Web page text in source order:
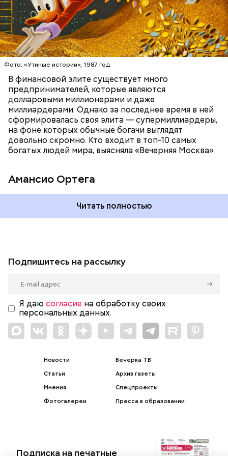
Фото: «Утиные истории», 1987 год
В финансовой элите существует много
предпринимателей, которые являются
долларовыми миллионерами и даже
миллиардерами. Однако за последнее время в ней
сформировалась своя элита — супермиллиардеры,
на фоне которых обычные богачи выглядят
довольно скромно. Кто входит в топ-10 самых
богатых людей мира, выясняла «Вечерняя Москва».
Амансио Ортега
Фото: Shutterstock
Читать полностью
БОГАТСТВО
БИЗНЕС
ПРЕДПРИНИМАТЕЛИ
МИЛЛИАРДЕРЫ
ДЕНЬГИ
Подпишитесь на рассылку
Я даю согласие на обработку своих
персональных данных.
Новости
Статьи
Мнения
Фотогалереи
Вечерка ТВ
Архив газеты
Спецпроекты
Пресса в образовании
Подписка на печатные